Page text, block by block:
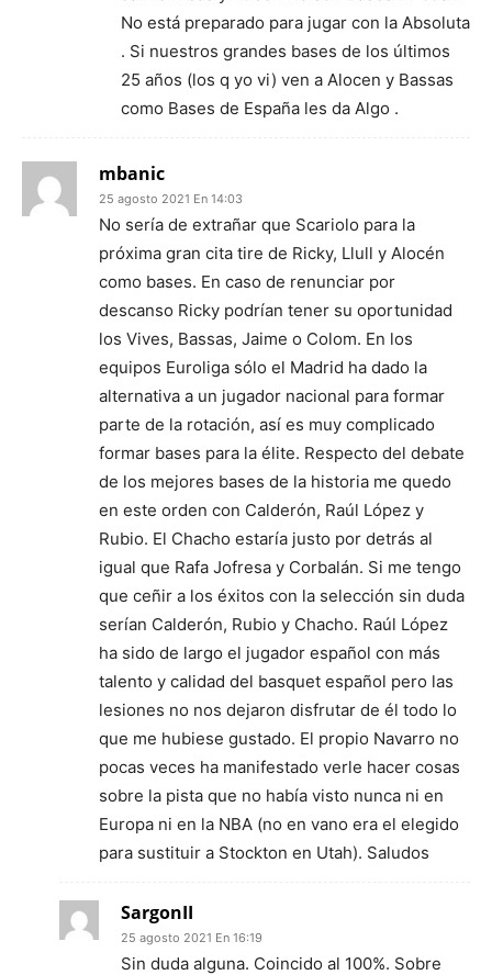
No está preparado para jugar con la Absoluta
. Si nuestros grandes bases de los últimos
25 años (los q yo vi) ven a Alocen y Bassas
como Bases de España les da Algo .
mbanic
25 agosto 2021 En 14:03
No sería de extrañar que Scariolo para la
próxima gran cita tire de Ricky, Llull y Alocén
como bases. En caso de renunciar por
descanso Ricky podrían tener su oportunidad
los Vives, Bassas, Jaime o Colom. En los
equipos Euroliga sólo el Madrid ha dado la
alternativa a un jugador nacional para formar
parte de la rotación, así es muy complicado
formar bases para la élite. Respecto del debate
de los mejores bases de la historia me quedo
en este orden con Calderón, Raúl López y
Rubio. El Chacho estaría justo por detrás al
igual que Rafa Jofresa y Corbalán. Si me tengo
que ceñir a los éxitos con la selección sin duda
serían Calderón, Rubio y Chacho. Raúl López
ha sido de largo el jugador español con más
talento y calidad del basquet español pero las
lesiones no nos dejaron disfrutar de él todo lo
que me hubiese gustado. El propio Navarro no
pocas veces ha manifestado verle hacer cosas
sobre la pista que no había visto nunca ni en
Europa ni en la NBA (no en vano era el elegido
para sustituir a Stockton en Utah). Saludos
SargonII
25 agosto 2021 En 16:19
Sin duda alguna. Coincido al 100%. Sobre